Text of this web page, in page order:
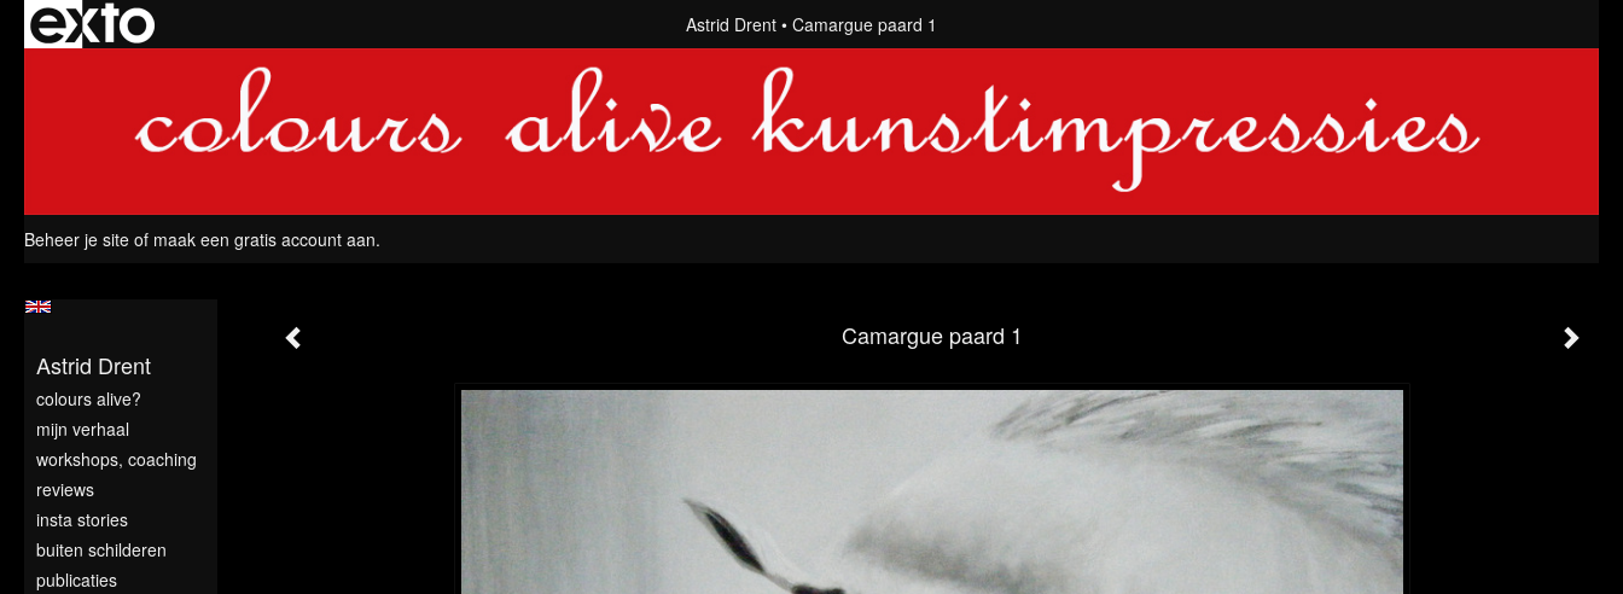
Astrid Drent Camargue paard 1
Beheer je site of maak een gratis account aan.
Camargue paard 1
Astrid Drent
colours alive?
mijn verhaal
workshops, coaching
reviews
insta stories
buiten schilderen
publicaties